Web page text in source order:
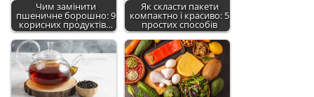
Чим замінити
пшеничне борошно: 9
корисних продуктів…
Як скласти пакети
компактно і красиво: 5
простих способів